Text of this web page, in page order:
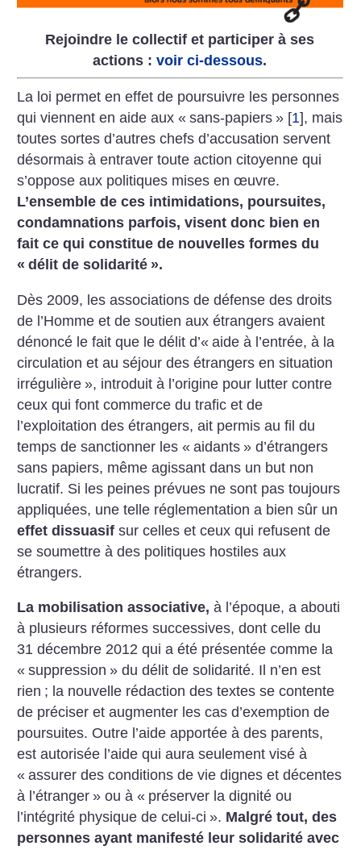
Rejoindre le collectif et participer à ses
actions :voir ci-dessous.
La loi permet en effet de poursuivre les personnes
qui viennent en aide aux « sans-papiers » [1], mais
toutes sortes d’autres chefs d’accusation servent
désormais à entraver toute action citoyenne qui
s’oppose aux politiques mises en œuvre.
L’ensemble de ces intimidations, poursuites,
condamnations parfois, visent donc bien en
fait ce qui constitue de nouvelles formes du
« délit de solidarité ».
Dès 2009, les associations de défense des droits
de l’Homme et de soutien aux étrangers avaient
dénoncé le fait que le délit d’« aide à l’entrée, à la
circulation et au séjour des étrangers en situation
irrégulière », introduit à l’origine pour lutter contre
ceux qui font commerce du trafic et de
l’exploitation des étrangers, ait permis au fil du
temps de sanctionner les « aidants » d’étrangers
sans papiers, même agissant dans un but non
lucratif. Si les peines prévues ne sont pas toujours
appliquées, une telle réglementation a bien sûr un
effet dissuasif sur celles et ceux qui refusent de
se soumettre à des politiques hostiles aux
étrangers.
La mobilisation associative,à l’époque, a abouti
à plusieurs réformes successives, dont celle du
31 décembre 2012 qui a été présentée comme la
« suppression » du délit de solidarité. Il n’en est
rien ; la nouvelle rédaction des textes se contente
de préciser et augmenter les cas d’exemption de
poursuites. Outre l’aide apportée à des parents,
est autorisée l’aide qui aura seulement visé à
« assurer des conditions de vie dignes et décentes
à l’étranger » ou à « préserver la dignité ou
l’intégrité physique de celui-ci ». Malgré tout, des
personnes ayant manifesté leur solidarité avec